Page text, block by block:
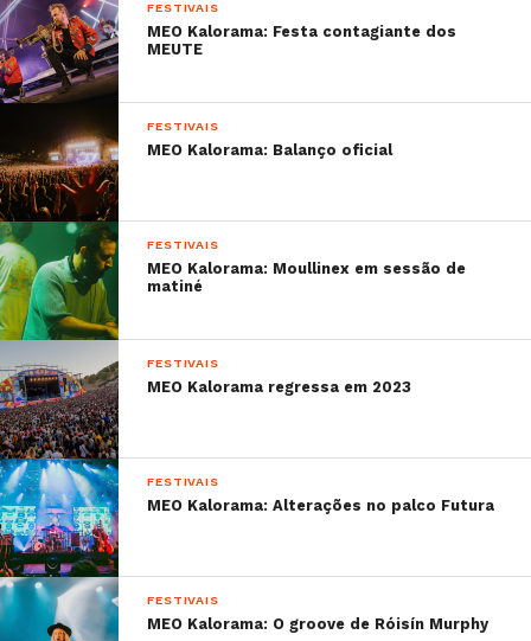
FESTIVAIS
MEO Kalorama: Festa contagiante dos
MEUTE
FESTIVAIS
MEO Kalorama: Balanço oficial
FESTIVAIS
MEO Kalorama: Moullinex em sessão de
matiné
FESTIVAIS
MEO Kalorama regressa em 2023
FESTIVAIS
MEO Kalorama: Alterações no palco Futura
FESTIVAIS
MEO Kalorama: O groove de Róisín Murphy